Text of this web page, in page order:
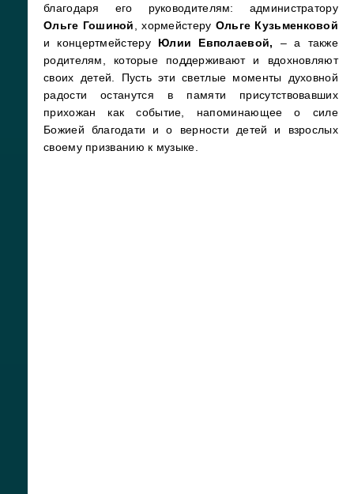
благодаря его руководителям: администратору
Ольге Гошиной
, хормейстеру Ольге Кузьменковой
и концертмейстеру Юлии Евполаевой,
– а также
родителям, которые поддерживают и вдохновляют
своих детей. Пусть эти светлые моменты духовной
радости останутся в памяти присутствовавших
прихожан как событие, напоминающее о силе
Божией благодати и о верности детей и взрослых
своему призванию к музыке.